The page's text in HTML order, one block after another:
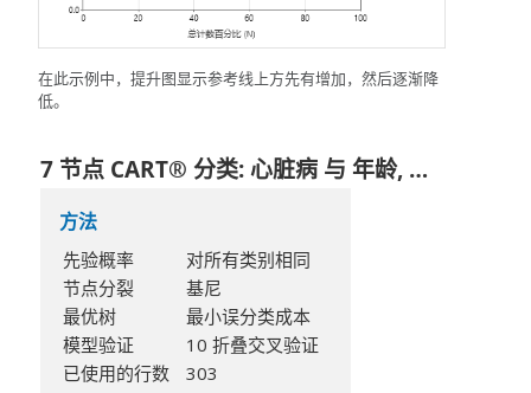
在此示例中，提升图显示参考线上方先有增加，然后逐渐降
低。
7 节点 CART® 分类: 心脏病 与 年龄, 血压, 胆固醇, 最大心率, 旧峰值, 性别, 血糖, 运动绞痛, 静息心电图, 斜率, 地中海贫血, 疼痛类型, 血管
方法
先验概率
对所有类别相同
节点分裂
基尼
最优树
最小误分类成本
模型验证
10 折叠交叉验证
已使用的行数
303